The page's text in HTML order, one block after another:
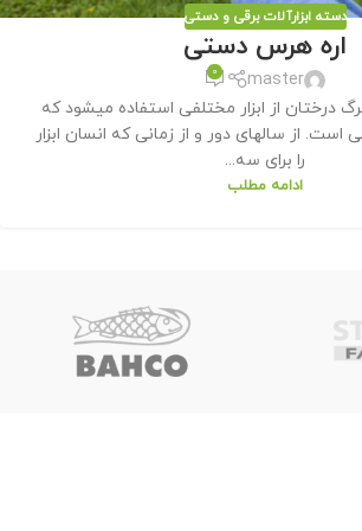
دسته ابزارآلات برقی و دستی
اره هرس دستی
master
0
درختان از ابزار مختلفی استفاده میشود که
است. از سالهای دور و از زمانی که انسان ابزار
را برای سه...
ادامه مطلب